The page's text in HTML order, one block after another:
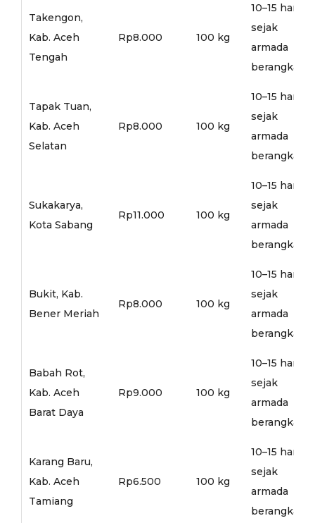
Takengon,
Kab. Aceh
Tengah
Rp8.000 100 kg
10–15 hari
sejak
armada
berangkat
Tapak Tuan,
Kab. Aceh
Selatan
Rp8.000 100 kg
10–15 hari
sejak
armada
berangkat
Sukakarya,
Kota Sabang
Rp11.000 100 kg
10–15 hari
sejak
armada
berangkat
Bukit, Kab.
Bener Meriah
Rp8.000 100 kg
10–15 hari
sejak
armada
berangkat
Babah Rot,
Kab. Aceh
Barat Daya
Rp9.000 100 kg
10–15 hari
sejak
armada
berangkat
Karang Baru,
Kab. Aceh
Tamiang
Rp6.500 100 kg
10–15 hari
sejak
armada
berangkat